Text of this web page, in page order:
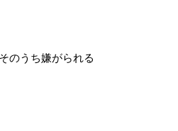
のうち嫌がられる